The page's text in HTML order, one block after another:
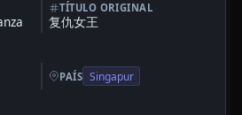
TÍTULO ORIGINAL
复仇女王
PAÍS Singapur